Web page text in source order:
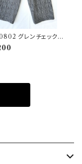
グレンチェックウ
ディアムパンツ